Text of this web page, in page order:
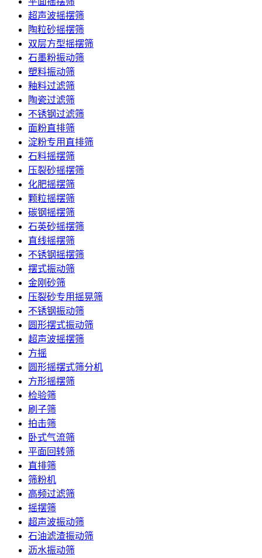
超声波摇摆筛
陶粒砂摇摆筛
双层方型摇摆筛
石墨粉振动筛
塑料振动筛
釉料过滤筛
陶瓷过滤筛
不锈钢过滤筛
面粉直排筛
淀粉专用直排筛
石料摇摆筛
压裂砂摇摆筛
化肥摇摆筛
颗粒摇摆筛
碳钢摇摆筛
石英砂摇摆筛
直线摇摆筛
不锈钢摇摆筛
摆式振动筛
金刚砂筛
压裂砂专用摇晃筛
不锈钢振动筛
圆形摆式振动筛
超声波摇摆筛
方摇
圆形摇摆式筛分机
方形摇摆筛
检验筛
刷子筛
拍击筛
卧式气流筛
平面回转筛
直排筛
筛粉机
高频过滤筛
摇摆筛
超声波振动筛
石油滤渣振动筛
沥水振动筛